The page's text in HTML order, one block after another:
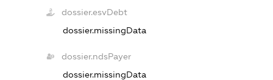
dossier.esvDebt
dossier.missingData
dossier.ndsPayer
dossier.missingData